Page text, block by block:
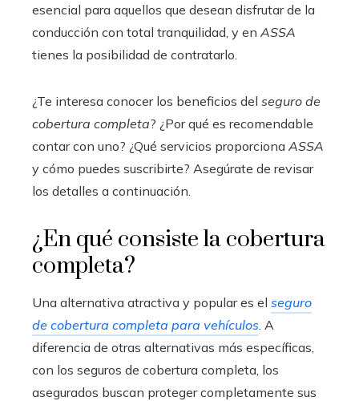
esencial para aquellos que desean disfrutar de la
conducción con total tranquilidad, y en ASSA
tienes la posibilidad de contratarlo.
¿Te interesa conocer los beneficios del seguro de
cobertura completa? ¿Por qué es recomendable
contar con uno? ¿Qué servicios proporciona ASSA
y cómo puedes suscribirte? Asegúrate de revisar
los detalles a continuación.
¿En qué consiste la cobertura
completa?
Una alternativa atractiva y popular es el seguro
de cobertura completa para vehículos . A
diferencia de otras alternativas más específicas,
con los seguros de cobertura completa, los
asegurados buscan proteger completamente sus